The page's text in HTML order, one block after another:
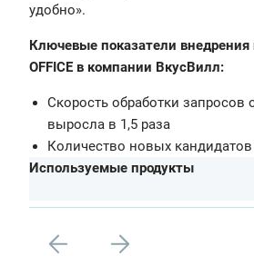
удобно».
Ключевые показатели внедрения
OFFICE в компании ВкусВилл:
Скорость обработки запросов
выросла в 1,5 раза
Количество новых
Используемые продукты